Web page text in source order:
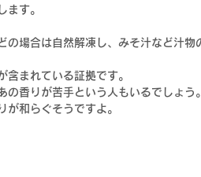
ます。
の場合は自然解凍し、みそ汁など汁物
含まれている証拠です。
の香りが苦手という人もいるでしょう。
が和らぐそうですよ。